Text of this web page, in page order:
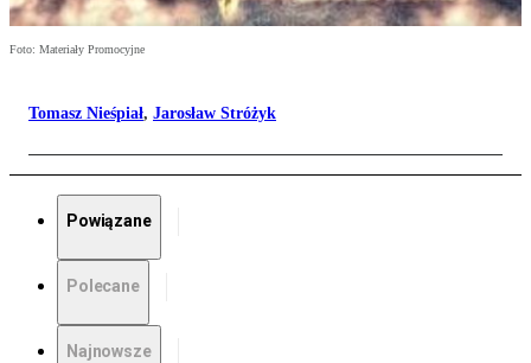
Foto: Materiały Promocyjne
Tomasz Nieśpiał, Jarosław Stróżyk
Powiązane
Polecane
Najnowsze